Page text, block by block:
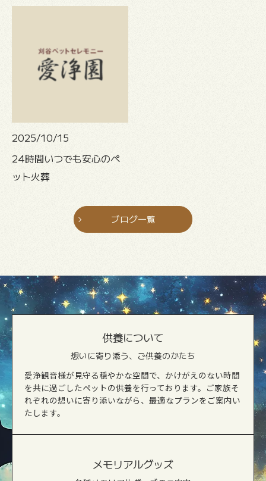
2025/10/15
24時間いつでも安心のペ
ット火葬
ブログ一覧
供養について
想いに寄り添う、ご供養のかたち
愛浄観音様が見守る穏やかな空間で、かけがえのない時間
を共に過ごしたペットの供養を行っております。ご家族そ
れぞれの想いに寄り添いながら、最適なプランをご案内い
たします。
メモリアルグッズ